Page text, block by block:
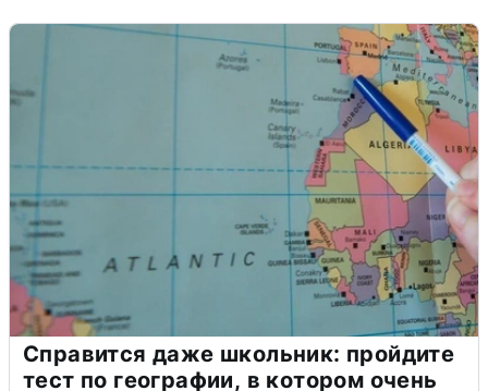
Справится даже школьник: пройдите
тест по географии, в котором очень